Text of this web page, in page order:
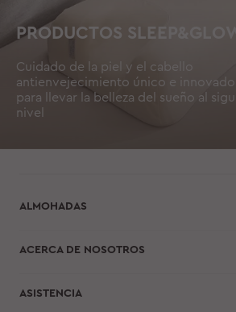
PRODUCTOS SLEEP&GLOW
Cuidado de la piel y el cabello
antienvejecimiento único e
para llevar la belleza del sueño al
nivel
ALMOHADAS
ACERCA DE NOSOTROS
ASISTENCIA